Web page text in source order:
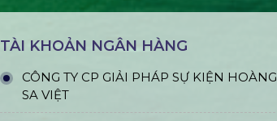
TÀI KHOẢN NGÂN HÀNG
CÔNG TY CP GIẢI PHÁP SỰ KIỆN HOÀNG
SA VIỆT